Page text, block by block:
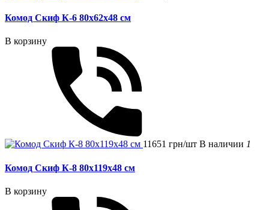
Комод Скиф К-6 80x62x48 см
В корзину
11651 грн/шт В наличии 1
Комод Скиф К-8 80x119x48 см
В корзину